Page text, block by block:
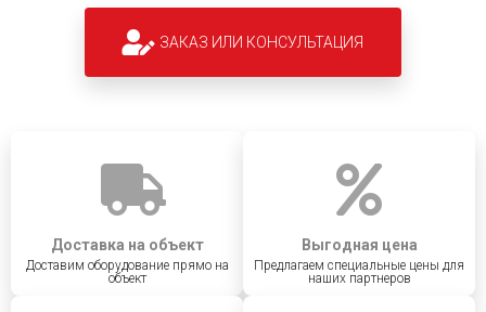
ЗАКАЗ ИЛИ КОНСУЛЬТАЦИЯ
Доставка на объект
Доставим оборудование прямо на
объект
Выгодная цена
Предлагаем специальные цены для
наших партнеров